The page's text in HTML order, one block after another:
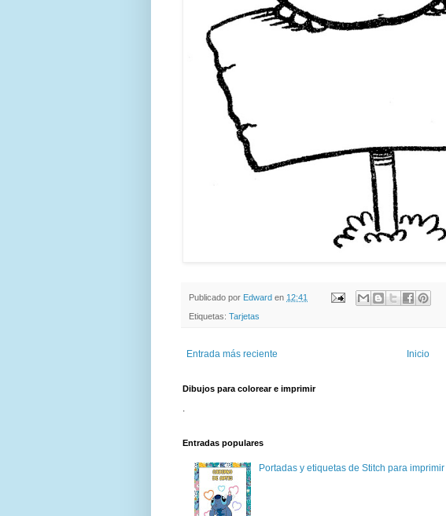
Publicado por Edward en 12:41
Etiquetas: Tarjetas
Entrada más reciente Inicio
Dibujos para colorear e imprimir
.
Entradas populares
Portadas y etiquetas de Stitch para imprimir